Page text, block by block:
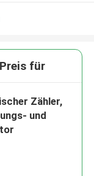
für
Zähler,
und